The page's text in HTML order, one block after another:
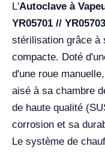
L'Autoclave à
YR05701 // YR05703
stérilisation grâce à
compacte. Doté
d'une roue
aisé à sa chambre
de haute qualité
corrosion et sa
Le système de